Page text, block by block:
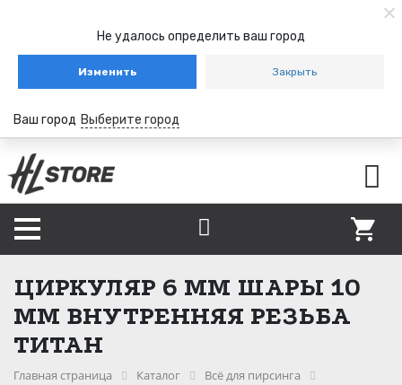
Не удалось определить ваш город
Изменить Закрыть
Ваш город Выберите город
ЦИРКУЛЯР 6 ММ ШАРЫ 10
ММ ВНУТРЕННЯЯ РЕЗЬБА
ТИТАН
Главная страница Каталог
Всё для пирсинга